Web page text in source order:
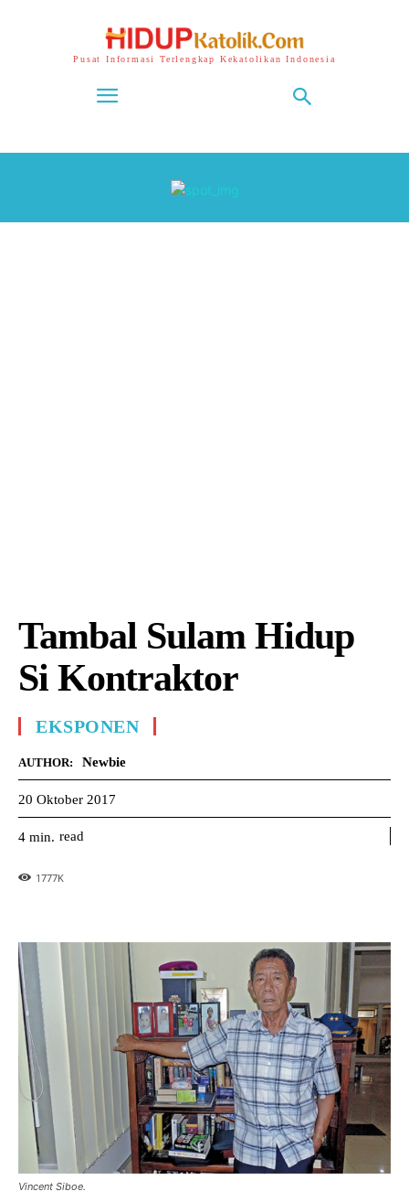
Pusat Informasi Terlengkap Kekatolikan Indonesia
Tambal Sulam Hidup
Si Kontraktor
EKSPONEN
AUTHOR: Newbie
20 Oktober 2017
4 min. read
1777K
Vincent Siboe.